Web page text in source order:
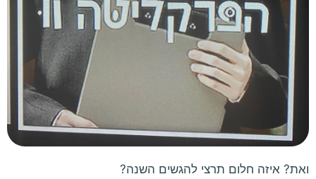
ואת? איזה חלום תרצי להגשים השנה?